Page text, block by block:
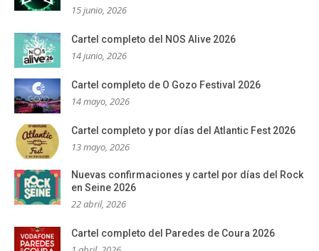
15 junio, 2026
Cartel completo del NOS Alive 2026
14 junio, 2026
Cartel completo de O Gozo Festival 2026
14 mayo, 2026
Cartel completo y por días del Atlantic Fest 2026
13 mayo, 2026
Nuevas confirmaciones y cartel por días del Rock
en Seine 2026
22 abril, 2026
Cartel completo del Paredes de Coura 2026